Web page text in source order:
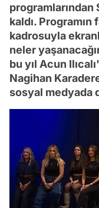
programlarından
kaldı.
kadrosuyla
neler
bu yıl Acun
Nagihan
sosyal medyada